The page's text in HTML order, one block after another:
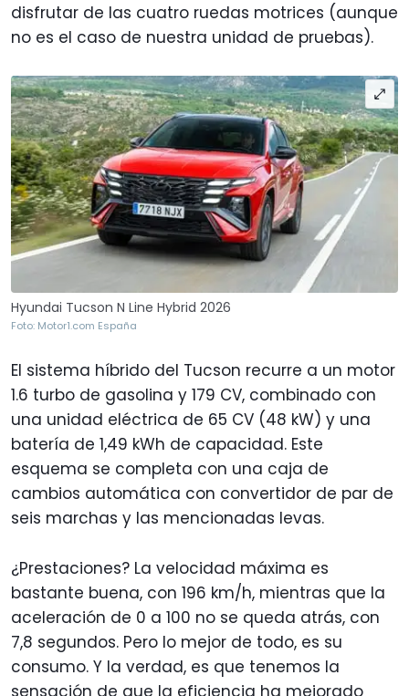
disfrutar de las cuatro ruedas motrices (aunque
no es el caso de nuestra unidad de pruebas).
Hyundai Tucson N Line Hybrid 2026
Foto: Motor1.com España
El sistema híbrido del Tucson recurre a un motor
1.6 turbo de gasolina y 179 CV, combinado con
una unidad eléctrica de 65 CV (48 kW) y una
batería de 1,49 kWh de capacidad. Este
esquema se completa con una caja de
cambios automática con convertidor de par de
seis marchas y las mencionadas levas.
¿Prestaciones? La velocidad máxima es
bastante buena, con 196 km/h, mientras que la
aceleración de 0 a 100 no se queda atrás, con
7,8 segundos. Pero lo mejor de todo, es su
consumo. Y la verdad, es que tenemos la
sensación de que la eficiencia ha mejorado